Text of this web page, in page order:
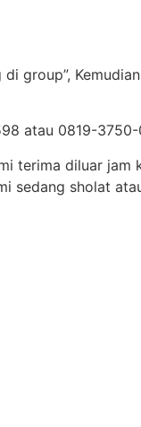
group”,
atau 0819-
terima diluar
sedang sholat